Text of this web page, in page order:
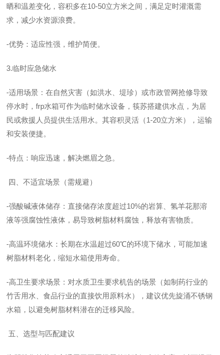
晒和温差变化，容积多在10-50立方米之间，满足定时灌溉需
求，减少水资源浪费。
-优势：适应性强，维护简便。
3.临时应急储水
-适用场景：在自然灾害（如洪水、堤珍）或市政管网抢修导致
停水时，frp水箱可作为临时储水设备，筷苏搭建供水点，为居
民或救援人员提供生活用水。其容积灵活（1-20立方米），运输
和安装便捷。
-特点：响应迅速，解决燃眉之急。
四、不适宜场景（需规避）
-强酸碱液体储存：直接储存浓度超过10%的岩算、氢羊花那溶
液等强腐蚀性液体，易导致树脂材料腐蚀，释放有害物质。
-高温环境储水：长期在水温超过60℃的环境下储水，可能加速
树脂材料老化，缩短水箱使用寿命。
-高卫生要求场景：对水质卫生要求机告的场景（如制药行业的
竹舌用水、食品行业的直接饮用原料水），建议优先旋涌不锈钢
水箱，以避免树脂材料潜在的迁移风险。
五、选型与匹配建议